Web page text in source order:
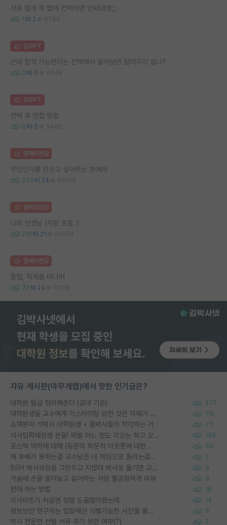
서류 합격 후 랩에 컨택하면 안되네영;;;
1 2 6790
김GPT
근데 합격 가능한지는 컨택해서 물어보면 알려주지 않냐?
0 5 6648
김GPT
컨택 후 면접 망함
0 5 5460
명예의전당
무엇인가를 관두고 싶어하는 분에게
243 24 69918
명예의전당
나의 선생님 (자랑 포함..)
218 21 29004
명예의전당
졸업, 학계를 떠나며
72 24 15128
자유 게시판(아무개랩)에서 핫한 인기글은?
대학원 월급 정리해준다 (공대 기준) 275
대학원생들 교수에게 가스라이팅 당한 것은 이해가 갑니다. 안타깝네요. 119
소재분야 석박사 대학원생 + 물박사들이 착각하는 거 77
석사입학예정생 분들! 제발 어느 정도 각오는 하고 오세요. 156
포스텍 억까에 대해 (동문의 학문적 아웃풋에 대한 반박) 50
왜 후배가 못하는걸 교수님은 내 책임으로 돌리는걸까요? 7
SSH 박사과정을 그만두고 지방대 박사로 옮기면 교수의 꿈은 끝일까요? 9
가슴에 손을 올려놓고 싫어하는 사람 불공정하게 리뷰 9
편애 하는 방법 16
이사이트가 처음엔 정말 도움많이됐는데 14
정보보안 연구하는 입장에선 식별가능한 사진을 올리는건 비추이긴함 6
박사 전문연 선발 서류 추가 보완 여부(?) 2